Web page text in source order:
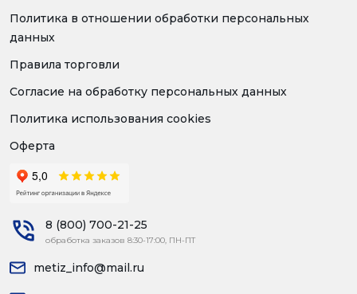
Политика в отношении обработки персональных
данных
Правила торговли
Согласие на обработку персональных данных
Политика использования cookies
Оферта
8 (800) 700-21-25
обработка заказов 8:30-17:00, ПН-ПТ
metiz_info@mail.ru